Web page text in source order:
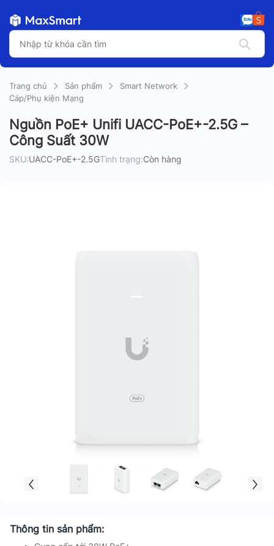
Trang chủ Sản phẩm
Smart Network
Cáp/Phụ kiện Mạng
Nguồn PoE+ Unifi UACC-PoE+-2.5G –
Công Suất 30W
SKU:UACC-PoE+-2.5GTình trạng:Còn hàng
Thông tin sản phẩm: